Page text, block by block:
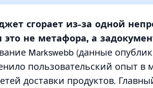
сгорает из-за одной
не метафора, а
Markswebb (данные
пользовательский опыт
доставки продуктов.